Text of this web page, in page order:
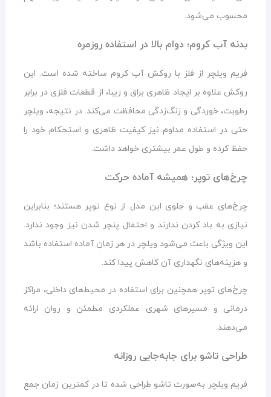
محسوب می‌شود.
بدنه آب کروم؛ دوام بالا در استفاده روزمره
فریم ویلچر از فلز با روکش آب کروم ساخته شده است. این
روکش علاوه بر ایجاد ظاهری براق و زیبا، از قطعات فلزی در برابر
رطوبت، خوردگی و زنگ‌زدگی محافظت می‌کند. در نتیجه، ویلچر
حتی در استفاده مداوم نیز کیفیت ظاهری و استحکام خود را
حفظ کرده و طول عمر بیشتری خواهد داشت.
چرخ‌های توپر؛ همیشه آماده حرکت
چرخ‌های عقب و جلوی این مدل از نوع توپر هستند؛ بنابراین
نیازی به باد کردن ندارند و احتمال پنچر شدن نیز وجود ندارد.
این ویژگی باعث می‌شود ویلچر در هر زمان آماده استفاده باشد
و هزینه‌های نگهداری آن کاهش پیدا کند.
چرخ‌های توپر همچنین برای استفاده در محیط‌های داخلی، مراکز
درمانی و مسیرهای شهری عملکردی مطمئن و روان ارائه
می‌دهند.
طراحی تاشو برای جابه‌جایی روزانه
فریم ویلچر به‌صورت تاشو طراحی شده تا در کمترین زمان جمع